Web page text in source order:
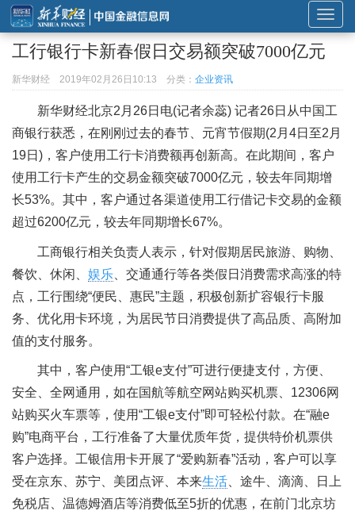
展
开
导
航
工行银行卡新春假日交易额突破7000亿元
新华财经 2019年02月26日10:13 分类： 企业资讯
新华财经北京2月26日电(记者余蕊) 记者26日从中国工
商银行获悉，在刚刚过去的春节、元宵节假期(2月4日至2月
19日)，客户使用工行卡消费额再创新高。在此期间，客户
使用工行卡产生的交易金额突破7000亿元，较去年同期增
长53%。其中，客户通过各渠道使用工行借记卡交易的金额
超过6200亿元，较去年同期增长67%。
工商银行相关负责人表示，针对假期居民旅游、购物、
餐饮、休闲、 娱乐 、交通通行等各类假日消费需求高涨的特
点，工行围绕“便民、惠民”主题，积极创新扩容银行卡服
务、优化用卡环境，为居民节日消费提供了高品质、高附加
值的支付服务。
其中，客户使用“工银e支付”可进行便捷支付，方便、
安全、全网通用，如在国航等航空网站购买机票、12306网
站购买火车票等，使用“工银e支付”即可轻松付款。在“融e
购”电商平台，工行准备了大量优质年货，提供特价机票供
客户选择。工银信用卡开展了“爱购新春”活动，客户可以享
受在京东、苏宁、美团点评、本来生活 、途牛、滴滴、日上
免税店、温德姆酒店等消费低至5折的优惠，在前门北京坊